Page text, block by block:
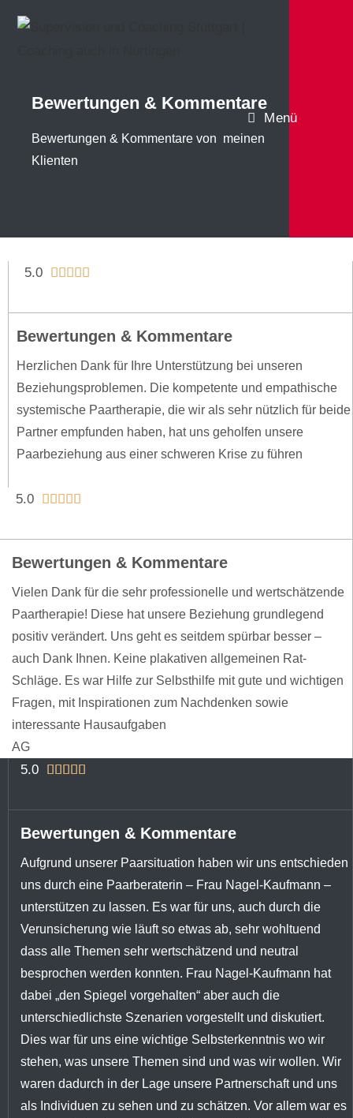
Menü
Bewertungen & Kommentare
Bewertungen & Kommentare von meinen
Klienten
5.0 
Bewertungen & Kommentare
Herzlichen Dank für Ihre Unterstützung bei unseren
Beziehungsproblemen. Die kompetente und empathische
systemische Paartherapie, die wir als sehr nützlich für beide
Partner empfunden haben, hat uns geholfen unsere
Paarbeziehung aus einer schweren Krise zu führen
5.0 
Bewertungen & Kommentare
Vielen Dank für die sehr professionelle und wertschätzende
Paartherapie! Diese hat unsere Beziehung grundlegend
positiv verändert. Uns geht es seitdem spürbar besser –
auch Dank Ihnen. Keine plakativen allgemeinen Rat-
Schläge. Es war Hilfe zur Selbsthilfe mit gute und wichtigen
Fragen, mit Inspirationen zum Nachdenken sowie
interessante Hausaufgaben
AG
5.0 
Bewertungen & Kommentare
Aufgrund unserer Paarsituation haben wir uns entschieden
uns durch eine Paarberaterin – Frau Nagel-Kaufmann –
unterstützen zu lassen. Es war für uns, auch durch die
Verunsicherung wie läuft so etwas ab, sehr wohltuend
dass alle Themen sehr wertschätzend und neutral
besprochen werden konnten. Frau Nagel-Kaufmann hat
dabei „den Spiegel vorgehalten“ aber auch die
unterschiedlichste Szenarien vorgestellt und diskutiert.
Dies war für uns eine wichtige Selbsterkenntnis wo wir
stehen, was unsere Themen sind und was wir wollen. Wir
waren dadurch in der Lage unsere Partnerschaft und uns
als Individuen zu sehen und zu schätzen. Vor allem war es